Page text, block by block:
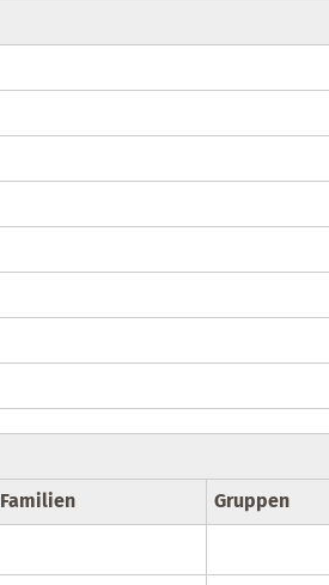
Familien
Gruppen